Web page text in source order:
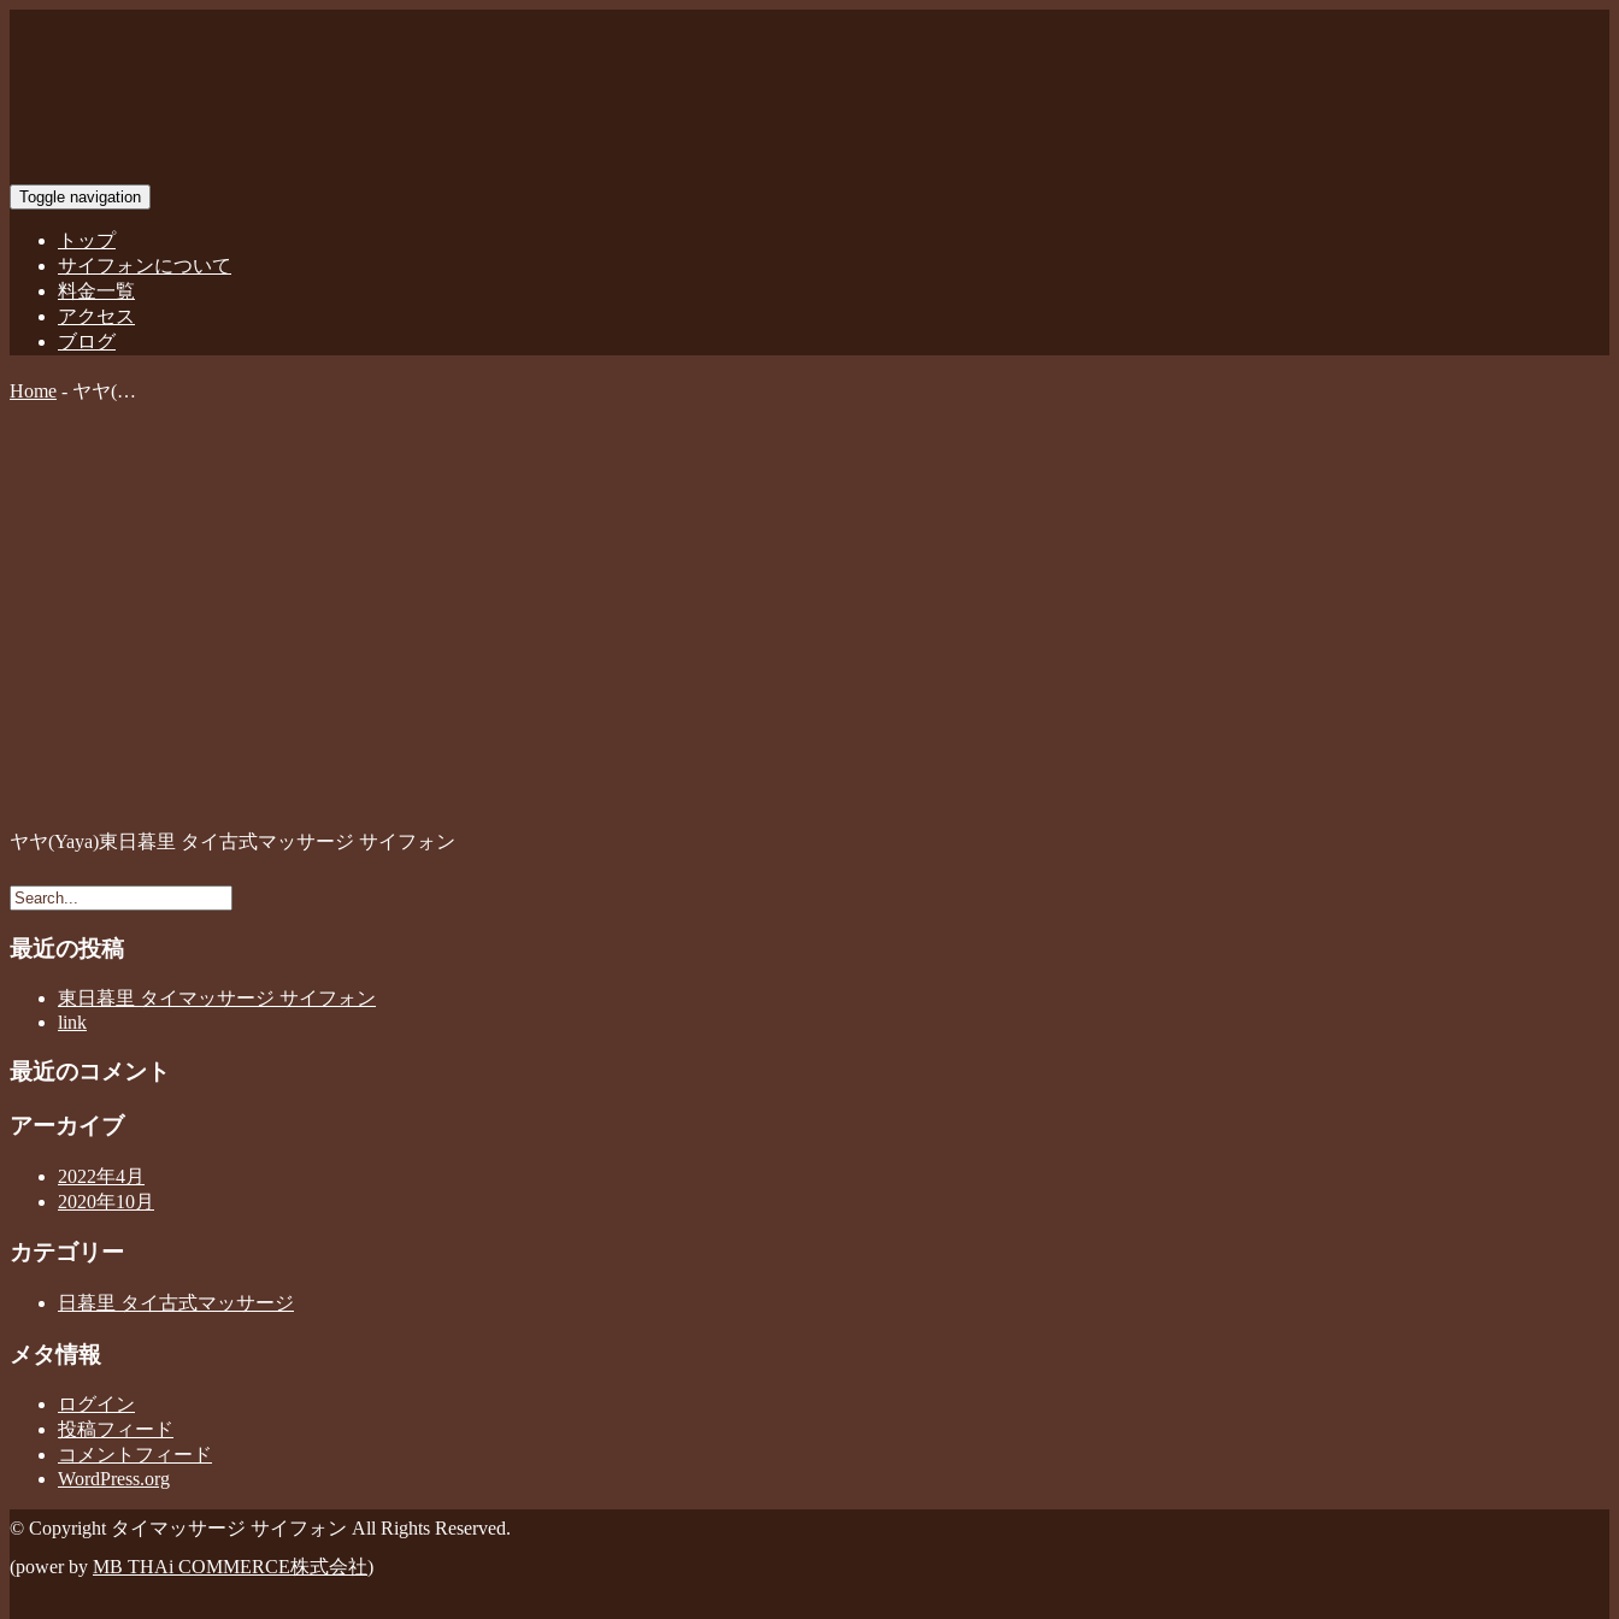
Toggle navigation
トップ
サイフォンについて
料金一覧
アクセス
ブログ
Home - ヤヤ(…
ヤヤ(Yaya)東日暮里 タイ古式マッサージ サイフォン
最近の投稿
東日暮里 タイマッサージ サイフォン
link
最近のコメント
アーカイブ
2022年4月
2020年10月
カテゴリー
日暮里 タイ古式マッサージ
メタ情報
ログイン
投稿フィード
コメントフィード
WordPress.org
© Copyright タイマッサージ サイフォン All Rights Reserved.
(power by MB THAi COMMERCE株式会社)